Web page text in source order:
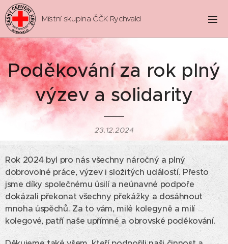
Místní skupina ČČK Rychvald
Poděkování za rok plný
výzev a solidarity
23.12.2024
Rok 2024 byl pro nás všechny náročný a plný
dobrovolné práce, výzev i složitých událostí. Přesto
jsme díky společnému úsilí a neúnavné podpoře
dokázali překonat všechny překážky a dosáhnout
mnoha úspěchů. Za to vám, milé kolegyně a milí
kolegové, patří naše upřímné a obrovské poděkování.